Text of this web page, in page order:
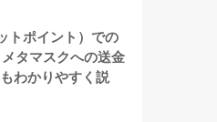
トポイント）での
タマスクへの送金
わかりやすく説